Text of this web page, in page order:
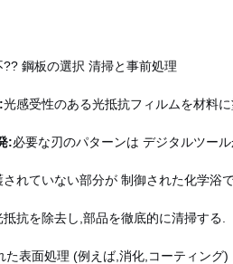
?? 鋼板の選択 清掃と事前処理
光感受性のある光抵抗フィルムを材料に
:必要な刃のパターンは デジタルツー
されていない部分が 制御された化学浴
抗を除去し,部品を徹底的に清掃する.
た表面処理 (例えば,消化,コーティング